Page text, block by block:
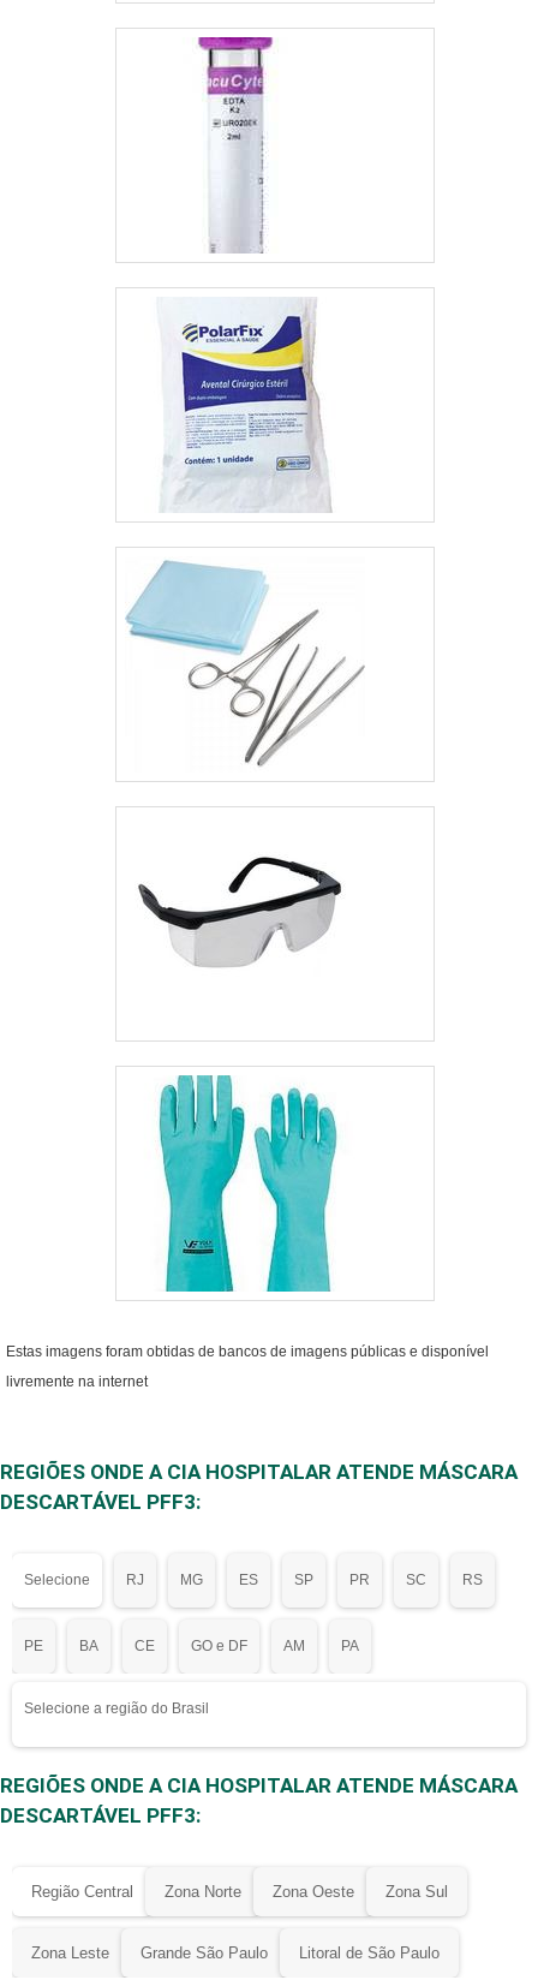
Estas imagens foram obtidas de bancos de imagens públicas e disponível
livremente na internet
REGIÕES ONDE A CIA HOSPITALAR ATENDE MÁSCARA
DESCARTÁVEL PFF3:
Selecione RJ MG ES SP PR SC RS
PE BA CE GO e DF AM PA
Selecione a região do Brasil
REGIÕES ONDE A CIA HOSPITALAR ATENDE MÁSCARA
DESCARTÁVEL PFF3:
Região Central Zona Norte Zona Oeste Zona Sul
Zona Leste Grande São Paulo Litoral de São Paulo